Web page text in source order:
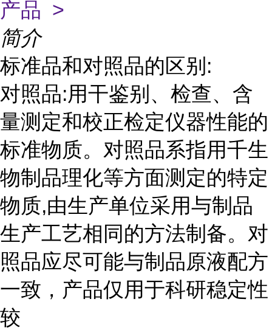
产品 >
简介
标准品和对照品的区别:
对照品:用干鉴别、检查、含
量测定和校正检定仪器性能的
标准物质。对照品系指用千生
物制品理化等方面测定的特定
物质,由生产单位采用与制品
生产工艺相同的方法制备。对
照品应尽可能与制品原液配方
一致，产品仅用于科研稳定性
较